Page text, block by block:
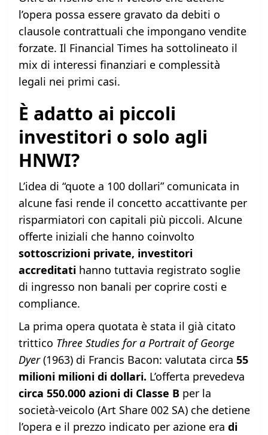
l’opera possa essere gravato da debiti o
clausole contrattuali che impongano vendite
forzate. Il Financial Times ha sottolineato il
mix di interessi finanziari e complessità
legali nei primi casi.
È adatto ai piccoli
investitori o solo agli
HNWI?
L’idea di “quote a 100 dollari” comunicata in
alcune fasi rende il concetto accattivante per
risparmiatori con capitali più piccoli. Alcune
offerte iniziali che hanno coinvolto
sottoscrizioni private, investitori
accreditatihanno tuttavia registrato soglie
di ingresso non banali per coprire costi e
compliance.
La prima opera quotata è stata il già citato
trittico Three Studies for a Portrait of George
Dyer(1963) di Francis Bacon: valutata circa 55
milioni milioni di dollari. L’offerta prevedeva
circa 550.000 azioni di Classe Bper la
società-veicolo (Art Share 002 SA) che detiene
l’opera e il prezzo indicato per azione era di